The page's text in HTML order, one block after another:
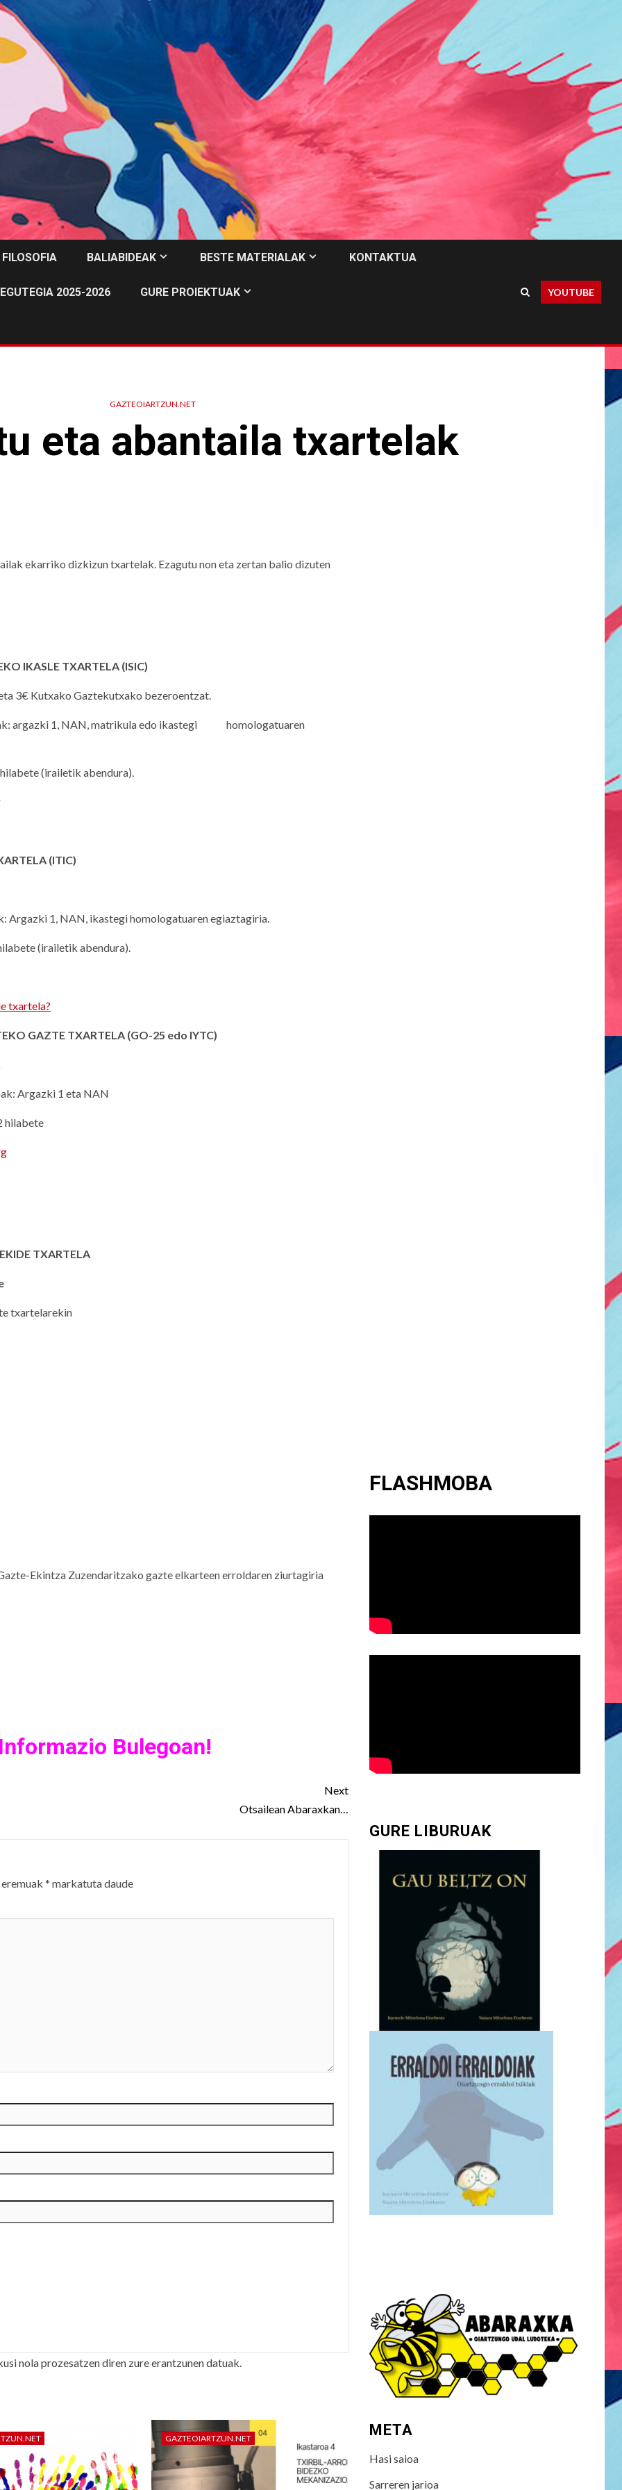
FILOSOFIA BALIABIDEAK BESTE MATERIALAK KONTAKTUA
EGUTEGIA 2025-2026 GURE PROIEKTUAK YOUTUBE
GAZTEOIARTZUN.NET
eta abantaila txartelak
ekarriko dizkizun txartelak. Ezagutu non eta zertan balio dizuten
IKASLE TXARTELA (ISIC)
3€ Kutxako Gaztekutxako bezeroentzat.
argazki 1, NAN, matrikula edo ikastegi homologatuaren
(irailetik abendura).
(ITIC)
Argazki 1, NAN, ikastegi homologatuaren egiaztagiria.
(irailetik abendura).
txartela?
GAZTE TXARTELA (GO-25 edo IYTC)
Argazki 1 eta NAN
hilabete
TXARTELA
txartelarekin
Ekintza Zuzendaritzako gazte elkarteen erroldaren ziurtagiria
Bulegoan!
Next
Otsailean Abaraxkan…
* markatuta daude
nola prozesatzen diren zure erantzunen datuak.
GAZTEOIARTZUN.NET
FLASHMOBA
GURE LIBURUAK
META
Hasi saioa
Sarreren jarioa